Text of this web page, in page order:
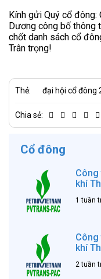
Kính gửi Quý cổ đông:
Dương công bố thông
chốt danh sách cổ
Trân trọng!
Thẻ: đại hội cổ đông
Chia sẻ:
Cổ đông
Công
khí
1 tuần
Công
khí
2 tuần